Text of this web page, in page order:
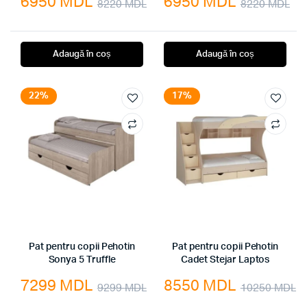
8220MDL
inițial
fost:
8220 MDL.
curent
este:
6950 MDL.
Adaugă în coș
8220MDL
Adaugă în coș
22%
Pat pentru copii Pehotin
Sonya 5 Truffle
9299MDL
7299 MDL
17%
Pat pentru copii Pehotin
Cadet Stejar Laptos
10250MDL
8550 MDL